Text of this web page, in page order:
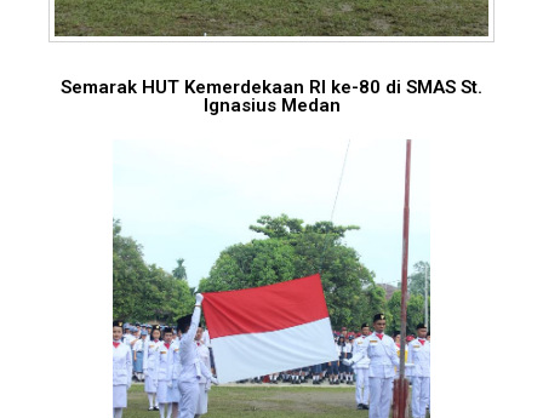
Semarak HUT Kemerdekaan RI ke-80 di SMAS St.
Ignasius Medan